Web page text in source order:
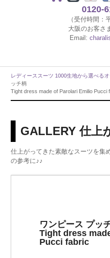
0120-
（受付時間：
大阪のお客さ
Email:
レディーススーツ 1000生地から選べる
ッチ柄
Tight dress made of Parolari Emilio Pucci
GALLERY 仕上
仕上がってきた素敵なスーツを集
の参考に♪♪
ワンピース プッ
Tight dress
Pucci fabric